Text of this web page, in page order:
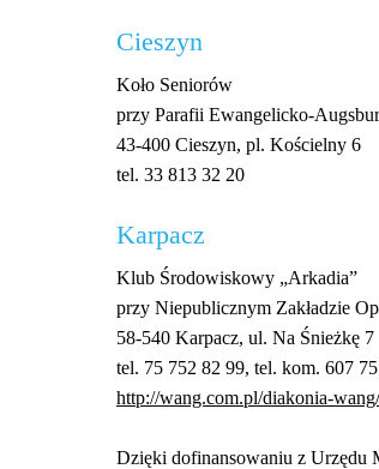
Cieszyn
Koło Seniorów
przy Parafii Ewangelicko-
43-400 Cieszyn, pl. Kościelny 6
tel. 33 813 32 20
Karpacz
Klub Środowiskowy „Arkadia”
przy Niepublicznym Zakładzie
58-540 Karpacz, ul. Na Śnieżkę 7
tel. 75 752 82 99, tel. kom. 607
http://wang.com.pl/diakonia-
Dzięki dofinansowaniu z Urzędu